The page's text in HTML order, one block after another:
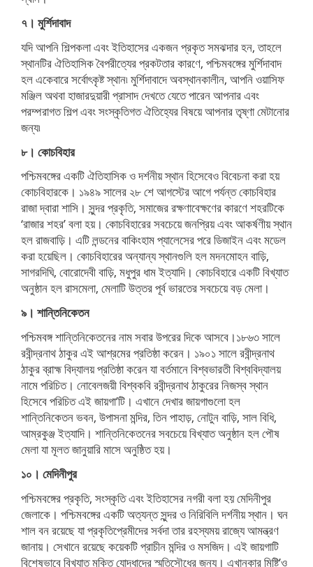
৭। মুর্শিদাবাদ
যদি আপনি শিল্পকলা এবং ইতিহাসের একজন প্রকৃত সমঝদার হন, তাহলে
স্থানটির ঐতিহাসিক বৈপরীত্যের প্রকটতার কারণে, পশ্চিমবঙ্গের মুর্শিদাবাদ
হল একেবারে সর্বোৎকৃষ্ট স্থান৷ মুর্শিদাবাদে অবস্থানকালীন, আপনি ওয়াসিফ
মঞ্জিল অথবা হাজারদুয়ারী প্রাসাদ দেখতে যেতে পারেন আপনার এবং
পরম্পরাগত শিল্প এবং সংস্কৃতিগত ঐতিহ্যের বিষয়ে আপনার তৃষ্ণা মেটানোর
জন্য৷
৮। কোচবিহার
পশ্চিমবঙ্গের একটি ঐতিহাসিক ও দর্শনীয় স্থান হিসেবেও বিবেচনা করা হয়
কোচবিহারকে। ১৯৪৯ সালের ২৮ শে আগস্টের আগে পর্যন্ত কোচবিহার
রাজা দ্বারা শাসি। সুন্দর প্রকৃতি, সমাজের রক্ষণাবেক্ষণের কারণে শহরটিকে
‘রাজার শহর’ বলা হয়। কোচবিহারের সবচেয়ে জনপ্রিয় এবং আকর্ষণীয় স্থান
হল রাজবাড়ি। এটি লন্ডনের বাকিংহাম প্যালেসের পরে ডিজাইন এবং মডেল
করা হয়েছিল। কোচবিহারের অন্যান্য স্থানগুলি হল মদনমোহন বাড়ি,
সাগরদিঘি, বোরোদেবী বাড়ি, মধুপুর ধাম ইত্যাদি। কোচবিহারে একটি বিখ্যাত
অনুষ্ঠান হল রাসমেলা, মেলাটি উত্তর পূর্ব ভারতের সবচেয়ে বড় মেলা।
৯। শান্তিনিকেতন
পশ্চিমবঙ্গ শান্তিনিকেতনের নাম সবার উপরের দিকে আসবে।১৮৬৩ সালে
রবীন্দ্রনাথ ঠাকুর এই আশ্রমের প্রতিষ্ঠা করেন। ১৯০১ সালে রবীন্দ্রনাথ
ঠাকুর ব্রাহ্ম বিদ্যালয় প্রতিষ্ঠা করেন যা বর্তমানে বিশ্বভারতী বিশ্ববিদ্যালয়
নামে পরিচিত। নোবেলজয়ী বিশ্বকবি রবীন্দ্রনাথ ঠাকুরের নিজস্ব স্থান
হিসেবে পরিচিত এই জায়গা’টি। এখানে দেখার জায়গাগুলো হল
শান্তিনিকেতন ভবন, উপাসনা মন্দির, তিন পাহাড়, নোটুন বাড়ি, সাল বিধি,
আম্রকুঞ্জ ইত্যাদি। শান্তিনিকেতনের সবচেয়ে বিখ্যাত অনুষ্ঠান হল পৌষ
মেলা যা মূলত জানুয়ারি মাসে অনুষ্ঠিত হয়।
১০। মেদিনীপুর
পশ্চিমবঙ্গের প্রকৃতি, সংস্কৃতি এবং ইতিহাসের নগরী বলা হয় মেদিনীপুর
জেলাকে। পশ্চিমবঙ্গের একটি অত্যন্ত সুন্দর ও নিরিবিলি দর্শনীয় স্থান। ঘন
শাল বন রয়েছে যা প্রকৃতিপ্রেমীদের সর্বদা তার রহস্যময় রাজ্যে আমন্ত্রণ
জানায়। সেখানে রয়েছে কয়েকটি প্রাচীন মন্দির ও মসজিদ। এই জায়গাটি
বিশেষভাবে বিখ্যাত মুক্তি যোদ্ধাদের স্মৃতিসৌধের জন্য। এখানকার মিষ্টি’ও